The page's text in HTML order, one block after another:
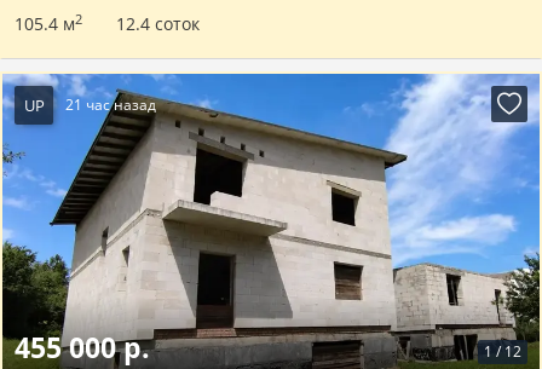
105.4 м2 12.4 соток
UP 21 час назад
1 / 12
455 000 р.